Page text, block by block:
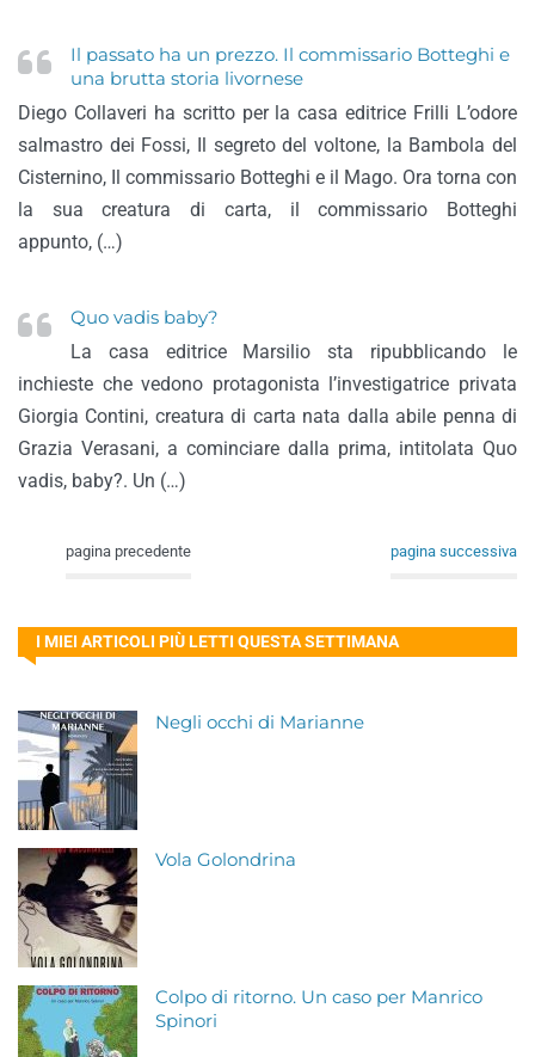
Il passato ha un prezzo. Il commissario Botteghi e
una brutta storia livornese
Diego Collaveri ha scritto per la casa editrice Frilli L’odore
salmastro dei Fossi, Il segreto del voltone, la Bambola del
Cisternino, Il commissario Botteghi e il Mago. Ora torna con
la sua creatura di carta, il commissario Botteghi
appunto, (…)
Quo vadis baby?
La casa editrice Marsilio sta ripubblicando le
inchieste che vedono protagonista l’investigatrice privata
Giorgia Contini, creatura di carta nata dalla abile penna di
Grazia Verasani, a cominciare dalla prima, intitolata Quo
vadis, baby?. Un (…)
pagina precedente pagina successiva
I MIEI ARTICOLI PIÙ LETTI QUESTA SETTIMANA
Negli occhi di Marianne
Vola Golondrina
Colpo di ritorno. Un caso per Manrico
Spinori